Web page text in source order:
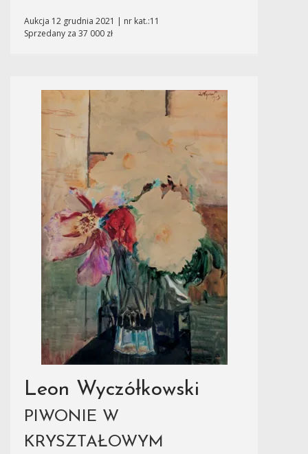
Aukcja 12 grudnia 2021 | nr kat.:11
Sprzedany za 37 000 zł
Leon Wyczółkowski
PIWONIE W
KRYSZTAŁOWYM